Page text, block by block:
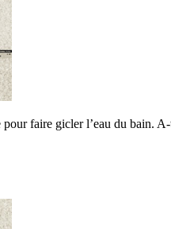
faire gicler l’eau du bain.